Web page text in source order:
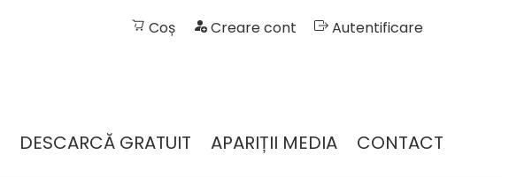
Coș Creare cont Autentificare
DESCARCĂ GRATUIT APARIȚII MEDIA CONTACT